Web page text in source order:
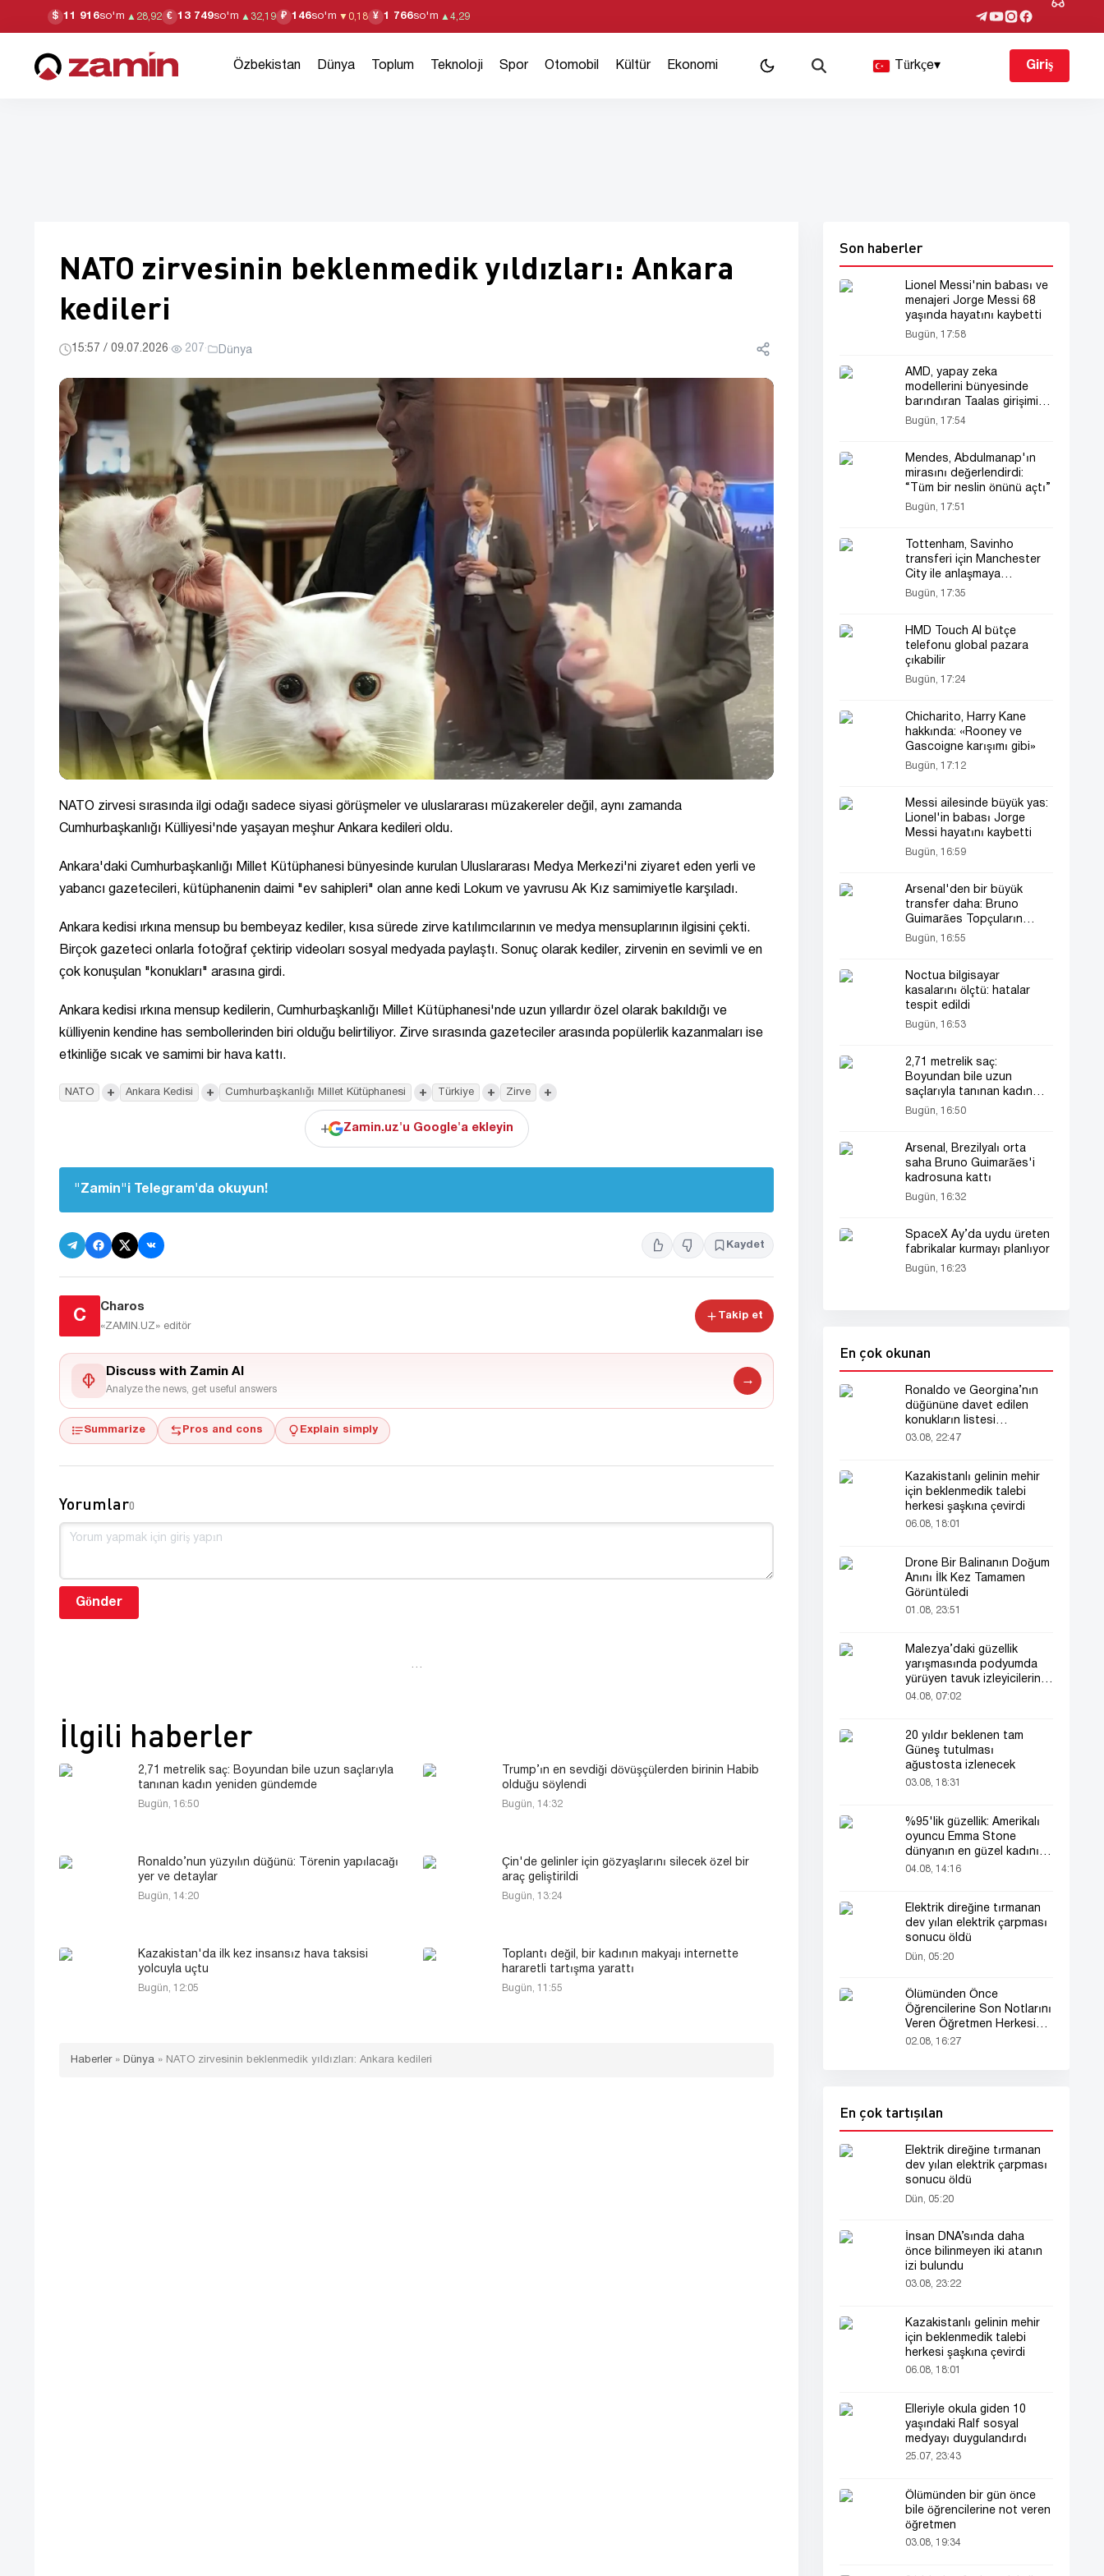
$ 11 916so'm ▲ 28,92 € 13 749so'm ▲ 32,19 ₽ 146so'm ▼ 0,18 ¥ 1 766so'm ▲ 4,29
Özbekistan Dünya Toplum Teknoloji Spor Otomobil Kültür Ekonomi Türkçe▾ Giriş
NATO zirvesinin beklenmedik yıldızları: Ankara
kedileri
15:57 / 09.07.2026· 207 · Dünya
NATO zirvesi sırasında ilgi odağı sadece siyasi görüşmeler ve uluslararası müzakereler değil, aynı zamanda
Cumhurbaşkanlığı Külliyesi'nde yaşayan meşhur Ankara kedileri oldu.
Ankara'daki Cumhurbaşkanlığı Millet Kütüphanesi bünyesinde kurulan Uluslararası Medya Merkezi'ni ziyaret eden yerli ve
yabancı gazetecileri, kütüphanenin daimi "ev sahipleri" olan anne kedi Lokum ve yavrusu Ak Kız samimiyetle karşıladı.
Ankara kedisi ırkına mensup bu bembeyaz kediler, kısa sürede zirve katılımcılarının ve medya mensuplarının ilgisini çekti.
Birçok gazeteci onlarla fotoğraf çektirip videoları sosyal medyada paylaştı. Sonuç olarak kediler, zirvenin en sevimli ve en
çok konuşulan "konukları" arasına girdi.
Ankara kedisi ırkına mensup kedilerin, Cumhurbaşkanlığı Millet Kütüphanesi'nde uzun yıllardır özel olarak bakıldığı ve
külliyenin kendine has sembollerinden biri olduğu belirtiliyor. Zirve sırasında gazeteciler arasında popülerlik kazanmaları ise
etkinliğe sıcak ve samimi bir hava kattı.
NATO + Ankara Kedisi + Cumhurbaşkanlığı Millet Kütüphanesi + Türkiye + Zirve +
+ Zamin.uz'u Google'a ekleyin
"Zamin"i Telegram'da okuyun!
Kaydet
C
Charos
«ZAMIN.UZ» editör
Takip et
Discuss with Zamin AI
Analyze the news, get useful answers
→
Summarize Pros and cons Explain simply
Yorumlar0
Gönder
…
İlgili haberler
2,71 metrelik saç: Boyundan bile uzun saçlarıyla
tanınan kadın yeniden gündemde
Bugün, 16:50
Trump’ın en sevdiği dövüşçülerden birinin Habib
olduğu söylendi
Bugün, 14:32
Ronaldo’nun yüzyılın düğünü: Törenin yapılacağı
yer ve detaylar
Bugün, 14:20
Çin'de gelinler için gözyaşlarını silecek özel bir
araç geliştirildi
Bugün, 13:24
Kazakistan'da ilk kez insansız hava taksisi
yolcuyla uçtu
Bugün, 12:05
Toplantı değil, bir kadının makyajı internette
hararetli tartışma yarattı
Bugün, 11:55
Haberler» Dünya » NATO zirvesinin beklenmedik yıldızları: Ankara kedileri
Son haberler
Lionel Messi'nin babası ve
menajeri Jorge Messi 68
yaşında hayatını kaybetti
Bugün, 17:58
AMD, yapay zeka
modellerini bünyesinde
barındıran Taalas girişimini
satın aldı
Bugün, 17:54
Mendes, Abdulmanap'ın
mirasını değerlendirdi:
“Tüm bir neslin önünü açtı”
Bugün, 17:51
Tottenham, Savinho
transferi için Manchester
City ile anlaşmaya
yaklaşıyor
Bugün, 17:35
HMD Touch AI bütçe
telefonu global pazara
çıkabilir
Bugün, 17:24
Chicharito, Harry Kane
hakkında: «Rooney ve
Gascoigne karışımı gibi»
Bugün, 17:12
Messi ailesinde büyük yas:
Lionel'in babası Jorge
Messi hayatını kaybetti
Bugün, 16:59
Arsenal'den bir büyük
transfer daha: Bruno
Guimarães Topçuların
oyuncusu oldu!
Bugün, 16:55
Noctua bilgisayar
kasalarını ölçtü: hatalar
tespit edildi
Bugün, 16:53
2,71 metrelik saç:
Boyundan bile uzun
saçlarıyla tanınan kadın
yeniden gündemde
Bugün, 16:50
Arsenal, Brezilyalı orta
saha Bruno Guimarães'i
kadrosuna kattı
Bugün, 16:32
SpaceX Ay’da uydu üreten
fabrikalar kurmayı planlıyor
Bugün, 16:23
En çok okunan
Ronaldo ve Georgina’nın
düğününe davet edilen
konukların listesi
gündemde
03.08, 22:47
Kazakistanlı gelinin mehir
için beklenmedik talebi
herkesi şaşkına çevirdi
06.08, 18:01
Drone Bir Balinanın Doğum
Anını İlk Kez Tamamen
Görüntüledi
01.08, 23:51
Malezya’daki güzellik
yarışmasında podyumda
yürüyen tavuk izleyicilerin
ilgisini çekti
04.08, 07:02
20 yıldır beklenen tam
Güneş tutulması
ağustosta izlenecek
03.08, 18:31
%95'lik güzellik: Amerikalı
oyuncu Emma Stone
dünyanın en güzel kadını
seçildi!
04.08, 14:16
Elektrik direğine tırmanan
dev yılan elektrik çarpması
sonucu öldü
Dün, 05:20
Ölümünden Önce
Öğrencilerine Son Notlarını
Veren Öğretmen Herkesi
Derinden Etkiledi
02.08, 16:27
En çok tartışılan
Elektrik direğine tırmanan
dev yılan elektrik çarpması
sonucu öldü
Dün, 05:20
İnsan DNA’sında daha
önce bilinmeyen iki atanın
izi bulundu
03.08, 23:22
Kazakistanlı gelinin mehir
için beklenmedik talebi
herkesi şaşkına çevirdi
06.08, 18:01
Elleriyle okula giden 10
yaşındaki Ralf sosyal
medyayı duygulandırdı
25.07, 23:43
Ölümünden bir gün önce
bile öğrencilerine not veren
öğretmen
03.08, 19:34